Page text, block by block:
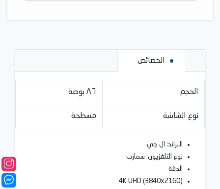
الخصائص
الحجم ٨٦ بوصة
نوع الشاشة مسطحة
البراند: ال جي
نوع التلفزيون: سمارت
الدقة
4K UHD (3840x2160)